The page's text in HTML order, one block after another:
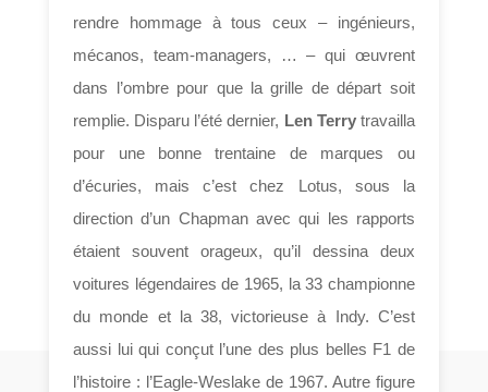
rendre hommage à tous ceux – ingénieurs,
mécanos, team-managers, … – qui œuvrent
dans l’ombre pour que la grille de départ soit
remplie. Disparu l’été dernier, Len Terrytravailla
pour une bonne trentaine de marques ou
d’écuries, mais c’est chez Lotus, sous la
direction d’un Chapman avec qui les rapports
étaient souvent orageux, qu’il dessina deux
voitures légendaires de 1965, la 33 championne
du monde et la 38, victorieuse à Indy. C’est
aussi lui qui conçut l’une des plus belles F1 de
l’histoire : l’Eagle-Weslake de 1967. Autre figure